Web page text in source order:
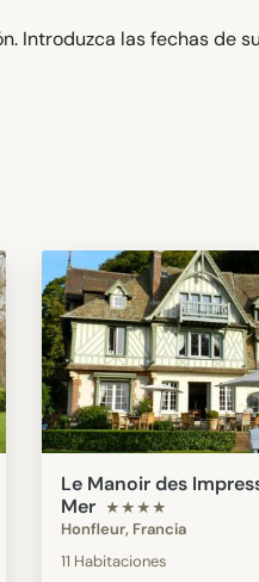
Introduzca las fechas de
Le Manoir des
Mer ★★★★
Honfleur, Francia
11 Habitaciones